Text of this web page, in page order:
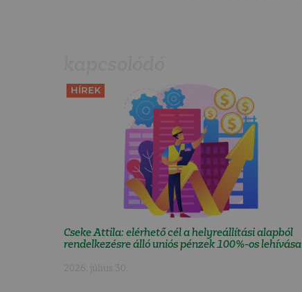
HÍREK
Cseke Attila: elérhető cél a helyreállítási alapból
rendelkezésre álló uniós pénzek 100%-os lehívása
2026. július 30.